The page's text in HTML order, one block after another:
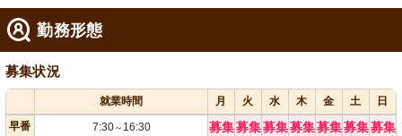
勤務形態
募集状況
就業時間 月 火 水 木 金 土
日
早番
7:30～ 16:30 募集募集募集募集募集募集募集